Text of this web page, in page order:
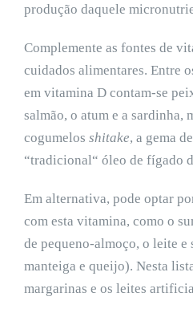
produção daquele
Complemente as fontes de
cuidados alimentares. Entre
em vitamina D contam-se
salmão, o atum e a sardinha,
cogumelos shitake, a gema
“tradicional“ óleo de fígado
Em alternativa, pode optar
com esta vitamina, como o
de pequeno-almoço, o leite e
manteiga e queijo). Nesta
margarinas e os leites